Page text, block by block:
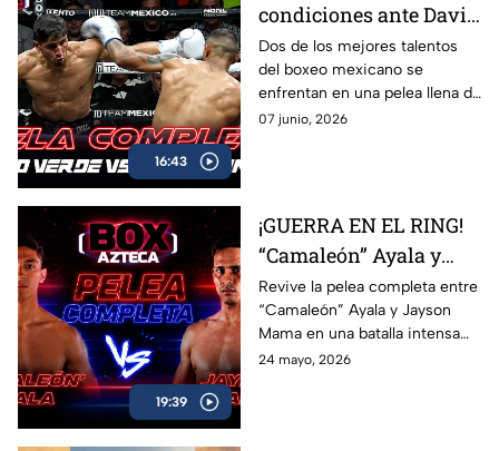
16:43
condiciones ante David
Camacho en una
intensa batalla de Box
Azteca
Dos de los mejores talentos
del boxeo mexicano se
enfrentan en una pelea llena de
acción, potencia y grandes
Box Azteca.
07 junio, 2026
19:39
¡GUERRA EN EL RING!
“Camaleón” Ayala y
Jayson Mama se
dieron con todo
Revive la pelea completa entre
“Camaleón” Ayala y Jayson
Mama en una batalla intensa
llena de golpes, emoción y
24 mayo, 2026